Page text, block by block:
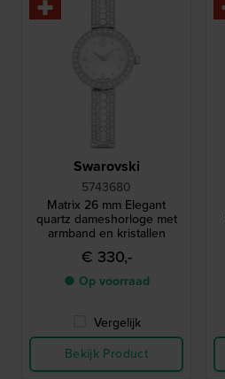
Swarovski
5743680
Matrix 26 mm Elegant
quartz dameshorloge met
armband en kristallen
€ 330,-
● Op voorraad
Vergelijk
Bekijk Product